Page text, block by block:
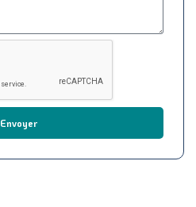
Envoyer